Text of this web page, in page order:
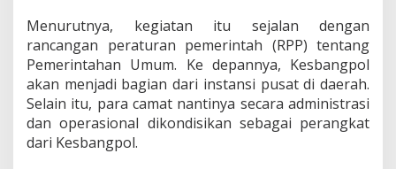
Menurutnya, kegiatan itu sejalan dengan
rancangan peraturan pemerintah (RPP) tentang
Pemerintahan Umum. Ke depannya, Kesbangpol
akan menjadi bagian dari instansi pusat di daerah.
Selain itu, para camat nantinya secara administrasi
dan operasional dikondisikan sebagai perangkat
dari Kesbangpol.